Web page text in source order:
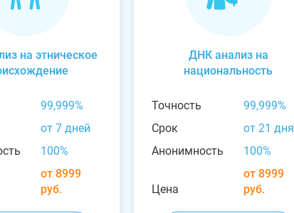
на этническое
99,999%
от 7 дней
100%
от 8999
руб.
ДНК анализ на
национальность
Точность
99,999%
Срок
от 21 дня
Анонимность
100%
Цена
от 8999
руб.